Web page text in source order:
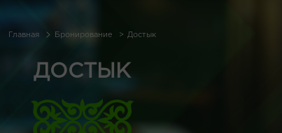
Главная Бронирование Достык
ДОСТЫК